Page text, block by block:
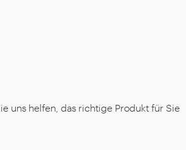
uns helfen, das richtige Produkt für Sie